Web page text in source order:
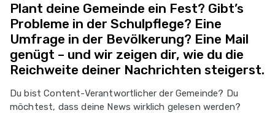
Plant deine Gemeinde ein Fest? Gibt’s
Probleme in der Schulpflege? Eine
Umfrage in der Bevölkerung? Eine Mail
genügt – und wir zeigen dir, wie du die
Reichweite deiner Nachrichten steigerst.
Du bist Content-Verantwortlicher der Gemeinde? Du
möchtest, dass deine News wirklich gelesen werden?